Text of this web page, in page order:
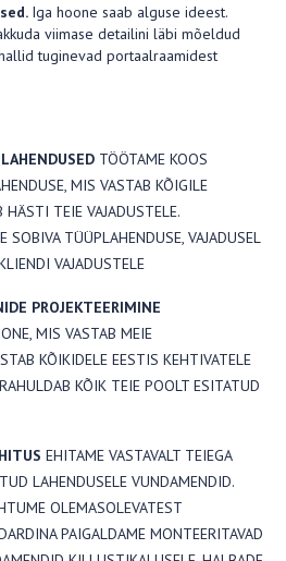
Iga hoone saab alguse ideest.
viimase detailini läbi mõeldud
tuginevad portaalraamidest
TÖÖTAME KOOS
MIS VASTAB KÕIGILE
HÄSTI TEIE VAJADUSTELE.
SOBIVA TÜÜPLAHENDUSE, VAJADUSEL
VAJADUSTELE
PROJEKTEERIMINE
MIS VASTAB MEIE
KÕIKIDELE EESTIS KEHTIVATELE
KÕIK TEIE POOLT ESITATUD
EHITAME VASTAVALT TEIEGA
LAHENDUSELE VUNDAMENDID.
OLEMASOLEVATEST
PAIGALDAME MONTEERITAVAD